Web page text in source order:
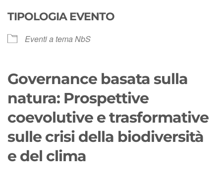
TIPOLOGIA EVENTO
Eventi a tema NbS
Governance basata sulla
natura: Prospettive
coevolutive e trasformative
sulle crisi della biodiversità
e del clima